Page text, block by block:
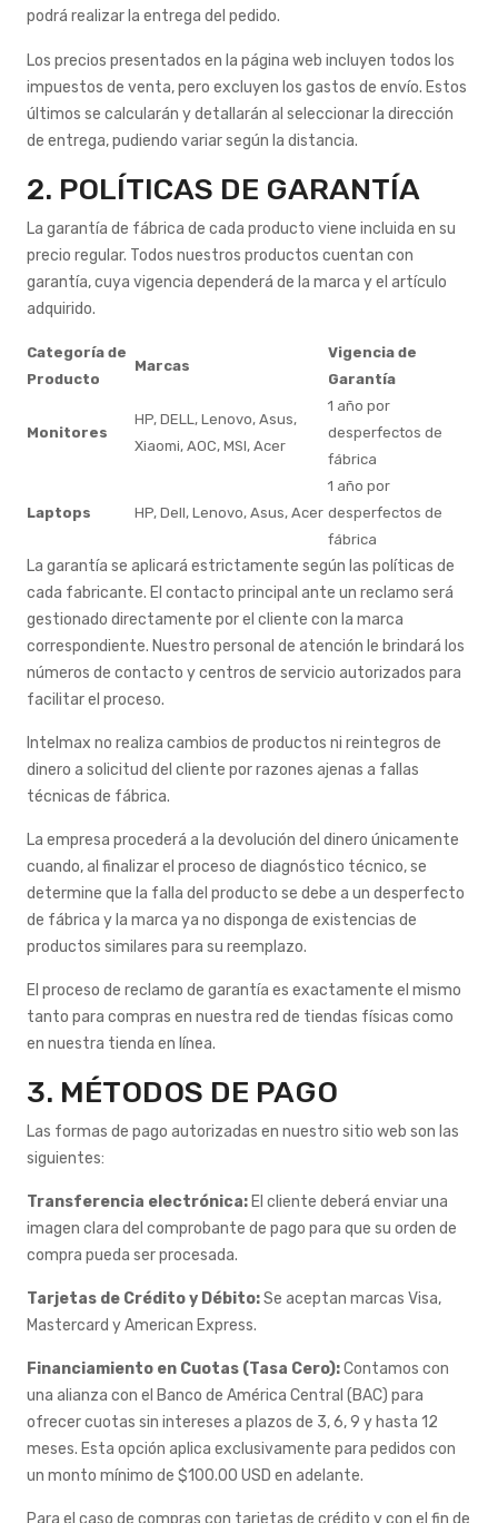
podrá realizar la entrega del pedido.
Los precios presentados en la página web incluyen todos los
impuestos de venta, pero excluyen los gastos de envío. Estos
últimos se calcularán y detallarán al seleccionar la dirección
de entrega, pudiendo variar según la distancia.
2. POLÍTICAS DE GARANTÍA
La garantía de fábrica de cada producto viene incluida en su
precio regular. Todos nuestros productos cuentan con
garantía, cuya vigencia dependerá de la marca y el artículo
adquirido.
Categoría de
Producto
Marcas
Vigencia de
Garantía
Monitores
HP, DELL, Lenovo, Asus,
Xiaomi, AOC, MSI, Acer
1 año por
desperfectos de
fábrica
Laptops HP, Dell, Lenovo, Asus, Acer
1 año por
desperfectos de
fábrica
La garantía se aplicará estrictamente según las políticas de
cada fabricante. El contacto principal ante un reclamo será
gestionado directamente por el cliente con la marca
correspondiente. Nuestro personal de atención le brindará los
números de contacto y centros de servicio autorizados para
facilitar el proceso.
Intelmax no realiza cambios de productos ni reintegros de
dinero a solicitud del cliente por razones ajenas a fallas
técnicas de fábrica.
La empresa procederá a la devolución del dinero únicamente
cuando, al finalizar el proceso de diagnóstico técnico, se
determine que la falla del producto se debe a un desperfecto
de fábrica y la marca ya no disponga de existencias de
productos similares para su reemplazo.
El proceso de reclamo de garantía es exactamente el mismo
tanto para compras en nuestra red de tiendas físicas como
en nuestra tienda en línea.
3. MÉTODOS DE PAGO
Las formas de pago autorizadas en nuestro sitio web son las
siguientes:
Transferencia electrónica: El cliente deberá enviar una
imagen clara del comprobante de pago para que su orden de
compra pueda ser procesada.
Tarjetas de Crédito y Débito:Se aceptan marcas Visa,
Mastercard y American Express.
Financiamiento en Cuotas (Tasa Cero):Contamos con
una alianza con el Banco de América Central (BAC) para
ofrecer cuotas sin intereses a plazos de 3, 6, 9 y hasta 12
meses. Esta opción aplica exclusivamente para pedidos con
un monto mínimo de $100.00 USD en adelante.
Para el caso de compras con tarjetas de crédito y con el fin de